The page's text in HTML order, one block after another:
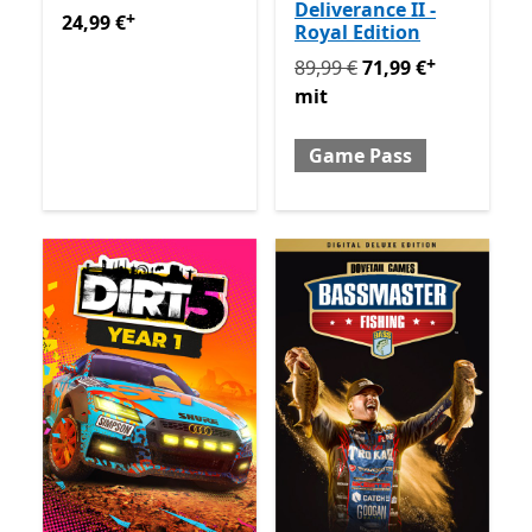
24,99 €Enthält In-App-Käufe
24,99 €+
Deliverance II -
Royal Edition
Ursprünglich 89,99 € jetzt
89,99 €71,99 €+
mit
Game Pass